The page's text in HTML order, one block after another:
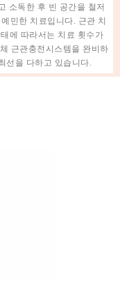
소독한 후 빈 공간을 철저
민한 치료입니다. 근관 치
에 따라서는 치료 횟수가
근관충전시스템을 완비하
선을 다하고 있습니다.